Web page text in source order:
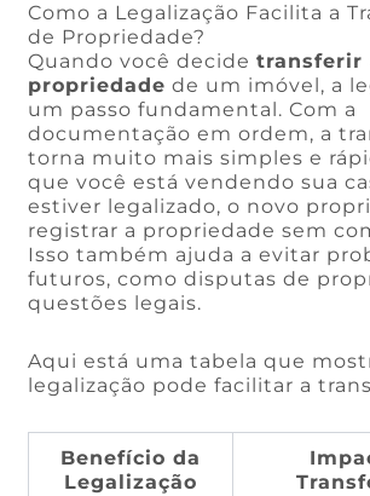
Como a Legalização Facilita a
de Propriedade?
Quando você decidetransferir
propriedade de um imóvel, a
um passo fundamental. Com a
documentação em ordem, a
torna muito mais simples e
que você está vendendo sua
estiver legalizado, o novo
registrar a propriedade sem
Isso também ajuda a evitar
futuros, como disputas de
questões legais.
Aqui está uma tabela que
legalização pode facilitar a
Benefício da
Legalização